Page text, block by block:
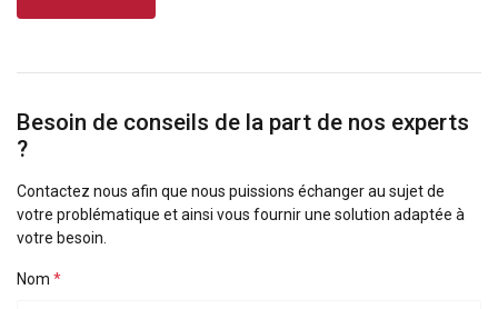
Besoin de conseils de la part de nos experts
?
Contactez nous afin que nous puissions échanger au sujet de
votre problématique et ainsi vous fournir une solution adaptée à
votre besoin.
Nom
les combiner avec d'autres informations que
lors de votre utilisation de leurs services.